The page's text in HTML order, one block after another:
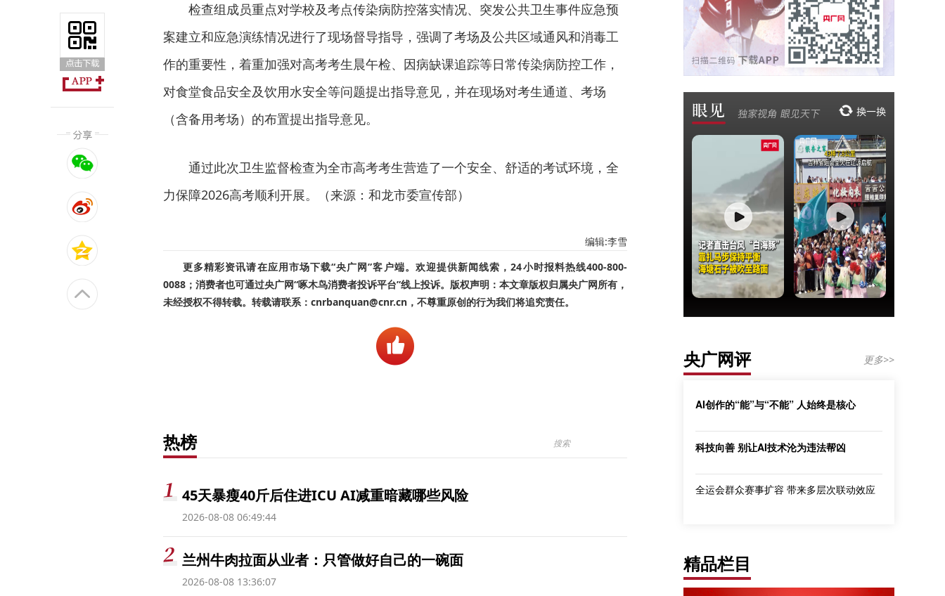
检查组成员重点对学校及考点传染病防控落实情况、突发公共卫生事件应急预
案建立和应急演练情况进行了现场督导指导，强调了考场及公共区域通风和消毒工
作的重要性，着重加强对高考考生晨午检、因病缺课追踪等日常传染病防控工作，
对食堂食品安全及饮用水安全等问题提出指导意见，并在现场对考生通道、考场
（含备用考场）的布置提出指导意见。
通过此次卫生监督检查为全市高考考生营造了一个安全、舒适的考试环境，全
力保障2026高考顺利开展。（来源：和龙市委宣传部）
编辑:李雪
更多精彩资讯请在应用市场下载“央广网”客户端。欢迎提供新闻线索，24小时报料热线400-800-
0088；消费者也可通过央广网“啄木鸟消费者投诉平台”线上投诉。版权声明：本文章版权归属央广网所有，
未经授权不得转载。转载请联系：cnrbanquan@cnr.cn，不尊重原创的行为我们将追究责任。
热榜
45天暴瘦40斤后住进ICU AI减重暗藏哪些风险
2026-08-08 06:49:44
兰州牛肉拉面从业者：只管做好自己的一碗面
2026-08-08 13:36:07
央广网评 更多>>
AI创作的“能”与“不能” 人始终是核心
科技向善 别让AI技术沦为违法帮凶
全运会群众赛事扩容 带来多层次联动效应
精品栏目